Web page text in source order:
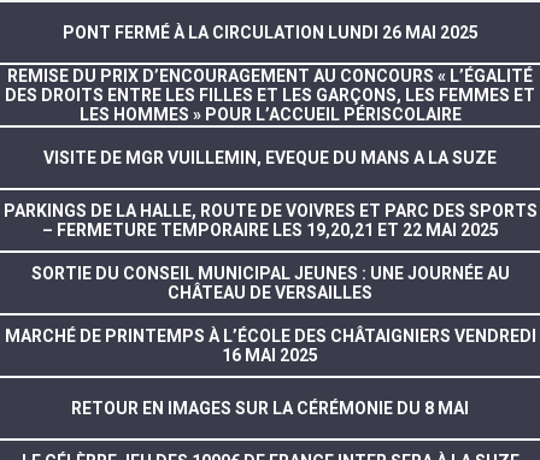
PONT FERMÉ À LA CIRCULATION LUNDI 26 MAI 2025
REMISE DU PRIX D’ENCOURAGEMENT AU CONCOURS « L’ÉGALITÉ
DES DROITS ENTRE LES FILLES ET LES GARÇONS, LES FEMMES ET
LES HOMMES » POUR L’ACCUEIL PÉRISCOLAIRE
VISITE DE MGR VUILLEMIN, EVEQUE DU MANS A LA SUZE
PARKINGS DE LA HALLE, ROUTE DE VOIVRES ET PARC DES SPORTS
– FERMETURE TEMPORAIRE LES 19,20,21 ET 22 MAI 2025
SORTIE DU CONSEIL MUNICIPAL JEUNES : UNE JOURNÉE AU
CHÂTEAU DE VERSAILLES
MARCHÉ DE PRINTEMPS À L’ÉCOLE DES CHÂTAIGNIERS VENDREDI
16 MAI 2025
RETOUR EN IMAGES SUR LA CÉRÉMONIE DU 8 MAI